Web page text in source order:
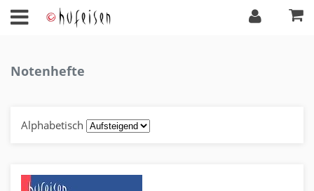
Notenhefte
Alphabetisch